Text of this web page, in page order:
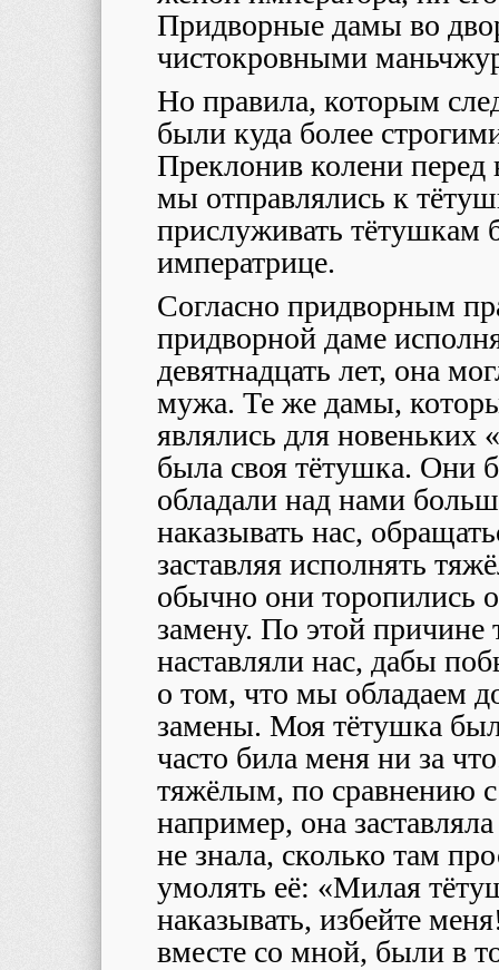
Придворные дамы во
чистокровными
Но правила, которым
были куда более
Преклонив колени
мы отправлялись к
прислуживать тётушкам
императрице.
Согласно придворным
придворной даме
девятнадцать лет, она
мужа. Те же дамы,
являлись для
была своя тётушка. Они
обладали над нами
наказывать нас,
заставляя исполнять
обычно они торопились
замену. По этой причине
наставляли нас, дабы
о том, что мы обладаем
замены. Моя тётушка
часто била меня ни за
тяжёлым, по сравнению
например, она
не знала, сколько там
умолять её: «Милая
наказывать, избейте
вместе со мной, были в